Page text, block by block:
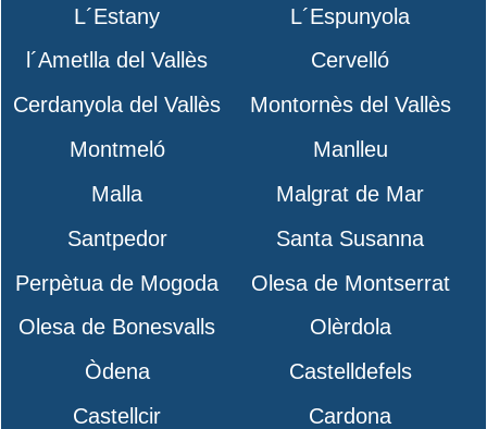
L´Estany
L´Espunyola
l´Ametlla del Vallès
Cervelló
Cerdanyola del Vallès
Montornès del Vallès
Montmeló
Manlleu
Malla
Malgrat de Mar
Santpedor
Santa Susanna
Perpètua de Mogoda
Olesa de Montserrat
Olesa de Bonesvalls
Olèrdola
Òdena
Castelldefels
Castellcir
Cardona